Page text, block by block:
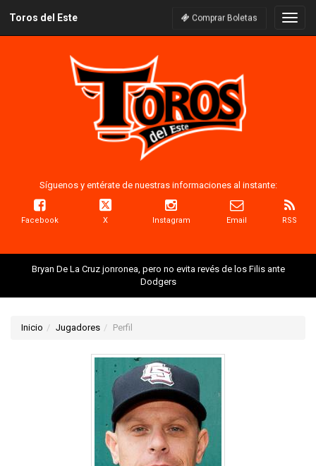
Toros del Este Comprar Boletas
Síguenos y entérate de nuestras informaciones al instante:
Facebook X Instagram Email RSS
Bryan De La Cruz jonronea, pero no evita revés de los Filis ante
Dodgers
Inicio Jugadores Perfil